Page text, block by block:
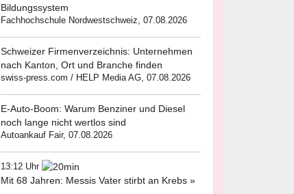
Bildungssystem
Fachhochschule Nordwestschweiz, 07.08.2026
Schweizer Firmenverzeichnis: Unternehmen
nach Kanton, Ort und Branche finden
swiss-press.com / HELP Media AG, 07.08.2026
E-Auto-Boom: Warum Benziner und Diesel
noch lange nicht wertlos sind
Autoankauf Fair, 07.08.2026
13:12 Uhr
Mit 68 Jahren: Messis Vater stirbt an Krebs »